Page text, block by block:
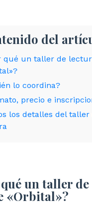
del
qué un taller de
lo coordina?
precio e
los detalles del taller
un taller
«Orbital»?